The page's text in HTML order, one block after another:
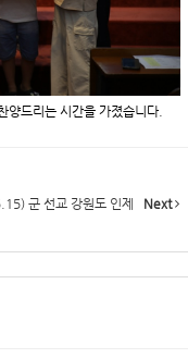
양드리는 시간을 가졌습니다.
군 선교 강원도 인제 Next